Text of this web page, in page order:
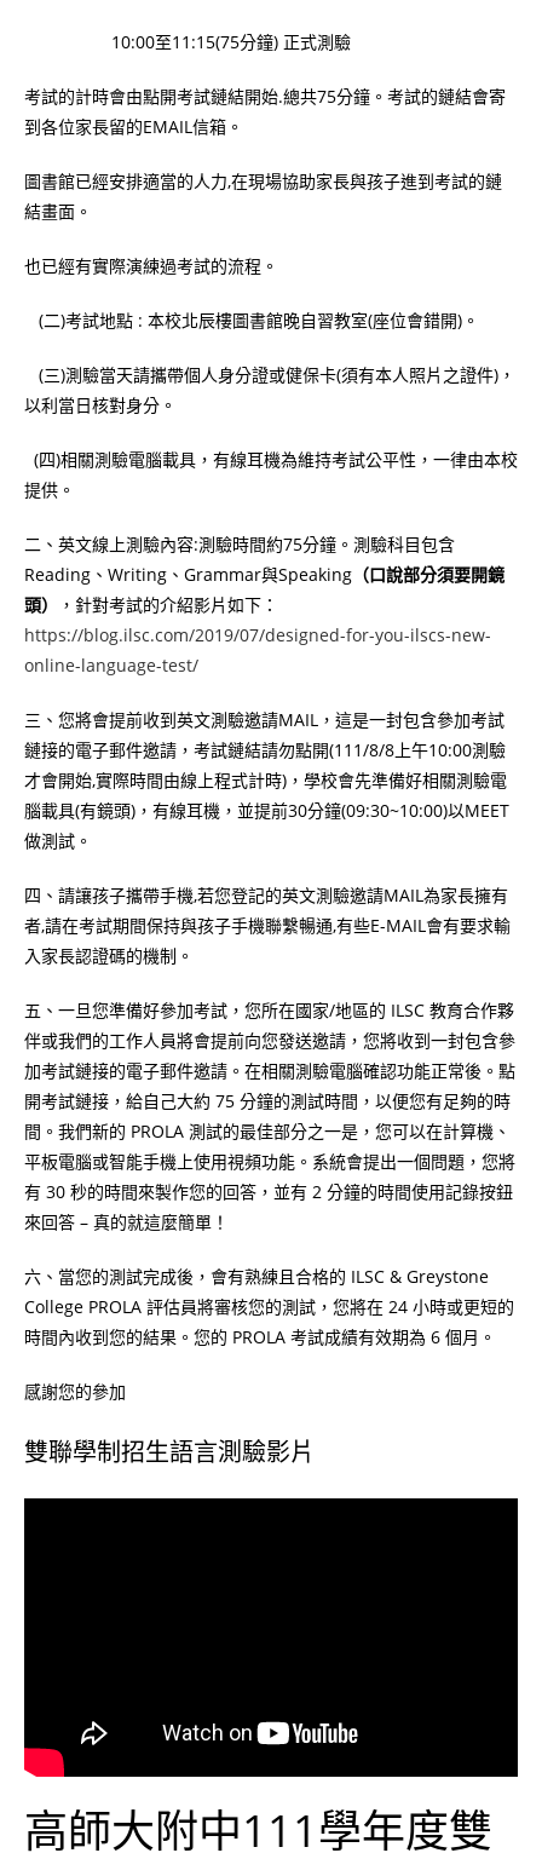
10:00至11:15(75分鐘) 正式測驗
考試的計時會由點開考試鏈結開始.總共75分鐘。考試的鏈結會寄
到各位家長留的EMAIL信箱。
圖書館已經安排適當的人力,在現場協助家長與孩子進到考試的鏈
結畫面。
也已經有實際演練過考試的流程。
(二)考試地點 : 本校北辰樓圖書館晚自習教室(座位會錯開)。
(三)測驗當天請攜帶個人身分證或健保卡(須有本人照片之證件)，
以利當日核對身分。
(四)相關測驗電腦載具，有線耳機為維持考試公平性，一律由本校
提供。
二、英文線上測驗內容:測驗時間約75分鐘。測驗科目包含
Reading、Writing、Grammar與Speaking （口說部分須要開鏡
頭）
，針對考試的介紹影片如下：
https://blog.ilsc.com/2019/07/designed-for-you-ilscs-new-
online-language-test/
三、您將會提前收到英文測驗邀請MAIL，這是一封包含參加考試
鏈接的電子郵件邀請，考試鏈結請勿點開(111/8/8上午10:00測驗
才會開始,實際時間由線上程式計時)，學校會先準備好相關測驗電
腦載具(有鏡頭)，有線耳機，並提前30分鐘(09:30~10:00)以MEET
做測試。
四、請讓孩子攜帶手機,若您登記的英文測驗邀請MAIL為家長擁有
者,請在考試期間保持與孩子手機聯繫暢通,有些E-MAIL會有要求輸
入家長認證碼的機制。
五、一旦您準備好參加考試，您所在國家/地區的 ILSC 教育合作夥
伴或我們的工作人員將會提前向您發送邀請，您將收到一封包含參
加考試鏈接的電子郵件邀請。在相關測驗電腦確認功能正常後。點
開考試鏈接，給自己大約 75 分鐘的測試時間，以便您有足夠的時
間。我們新的 PROLA 測試的最佳部分之一是，您可以在計算機、
平板電腦或智能手機上使用視頻功能。系統會提出一個問題，您將
有 30 秒的時間來製作您的回答，並有 2 分鐘的時間使用記錄按鈕
來回答 – 真的就這麼簡單！
六、當您的測試完成後，會有熟練且合格的 ILSC & Greystone
College PROLA 評估員將審核您的測試，您將在 24 小時或更短的
時間內收到您的結果。您的 PROLA 考試成績有效期為 6 個月。
感謝您的參加
雙聯學制招生語言測驗影片
高師大附中111學年度雙